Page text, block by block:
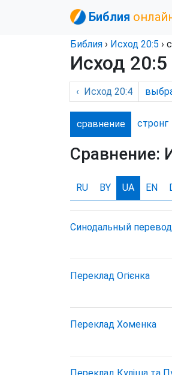
Библия
Библия › Исход 20:5 ›
Исход 20:5
‹ Исход 20:4
сравнение стронг
Сравнение:
RU BY UA EN
Синодальный перевод
Переклад Огієнка
Переклад Хоменка